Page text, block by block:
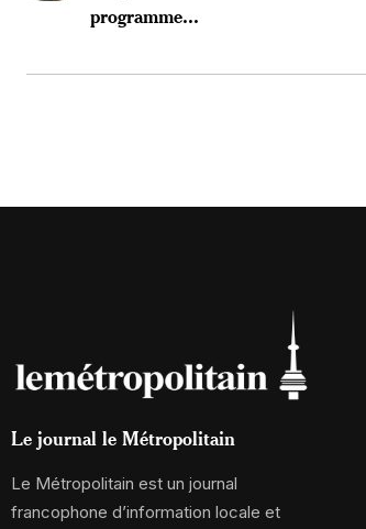
programme...
Le journal le Métropolitain
Le Métropolitain est un journal
francophone d’information locale et